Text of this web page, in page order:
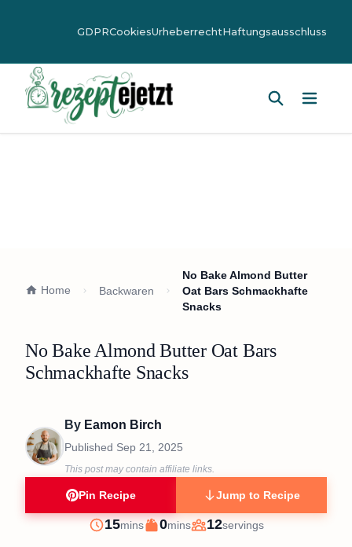
GDPRCookiesUrheberrechtHaftungsausschluss
Home Backwaren
No Bake Almond Butter
Oat Bars Schmackhafte
Snacks
No Bake Almond Butter Oat Bars
Schmackhafte Snacks
By Eamon Birch
Published Sep 21, 2025
This post may contain affiliate links.
Pin Recipe Jump to Recipe
Prep
15minutes
mins
Cook
0minutes
mins
Servings
12servings